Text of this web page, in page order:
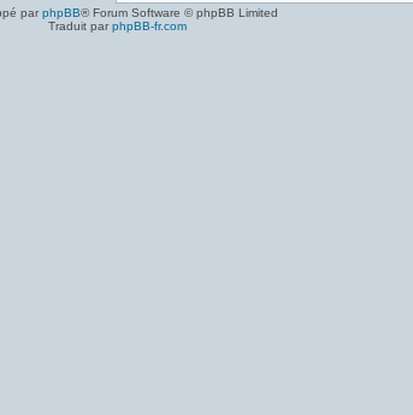
par phpBB® Forum Software © phpBB Limited
Traduit par phpBB-fr.com